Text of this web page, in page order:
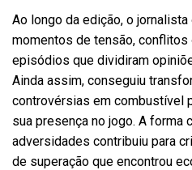
Ao longo da edição, o
momentos de tensão,
episódios que dividiram
Ainda assim, conseguiu
controvérsias em combustível
sua presença no jogo. A forma
adversidades contribuiu para
de superação que encontrou